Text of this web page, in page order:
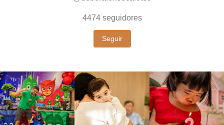
4474 seguidores
Seguir